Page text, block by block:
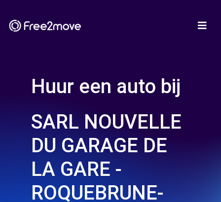
Huur een auto bij
SARL NOUVELLE
DU GARAGE DE
LA GARE -
ROQUEBRUNE-